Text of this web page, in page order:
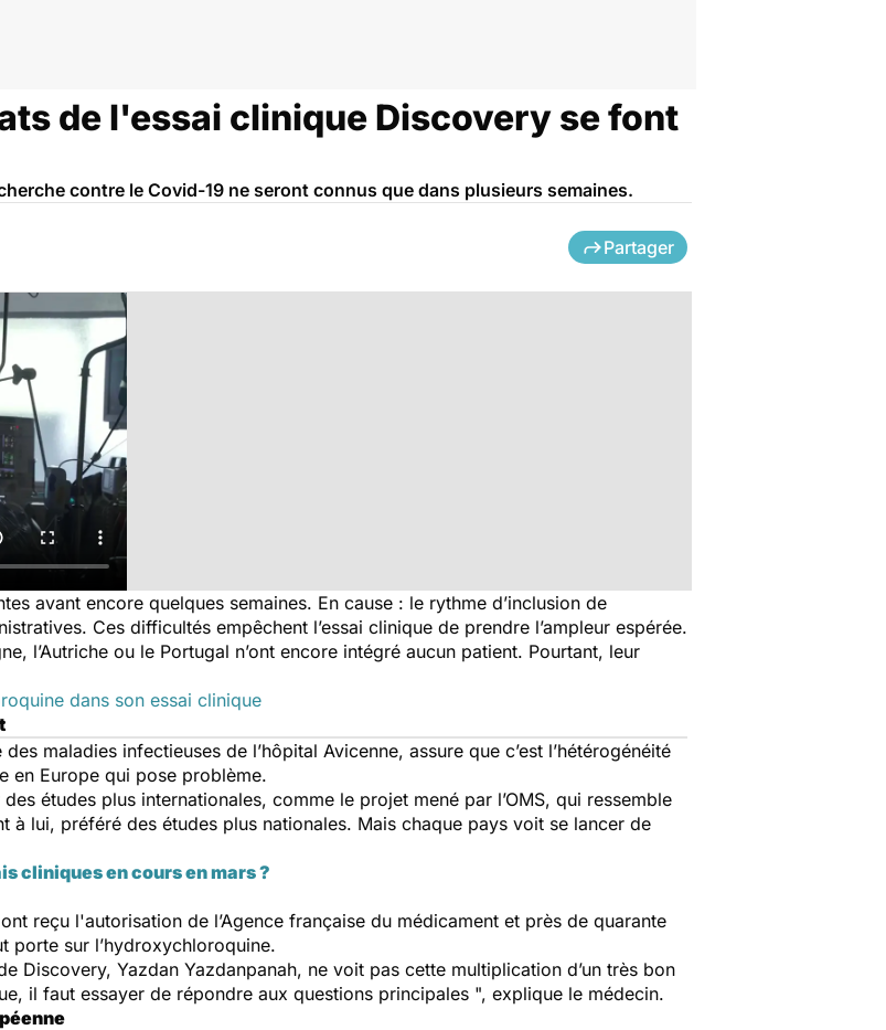
de l'essai clinique Discovery se font
contre le Covid-19 ne seront connus que dans plusieurs semaines.
Partager
avant encore quelques semaines. En cause : le rythme d’inclusion de
Ces difficultés empêchent l’essai clinique de prendre l’ampleur espérée.
l’Autriche ou le Portugal n’ont encore intégré aucun patient. Pourtant, leur
dans son essai clinique
maladies infectieuses de l’hôpital Avicenne, assure que c’est l’hétérogénéité
en Europe qui pose problème.
études plus internationales, comme le projet mené par l’OMS, qui ressemble
à lui, préféré des études plus nationales. Mais chaque pays voit se lancer de
cliniques en cours en mars ?
reçu l'autorisation de l’Agence française du médicament et près de quarante
porte sur l’hydroxychloroquine.
Discovery, Yazdan Yazdanpanah, ne voit pas cette multiplication d’un très bon
il faut essayer de répondre aux questions principales ", explique le médecin.